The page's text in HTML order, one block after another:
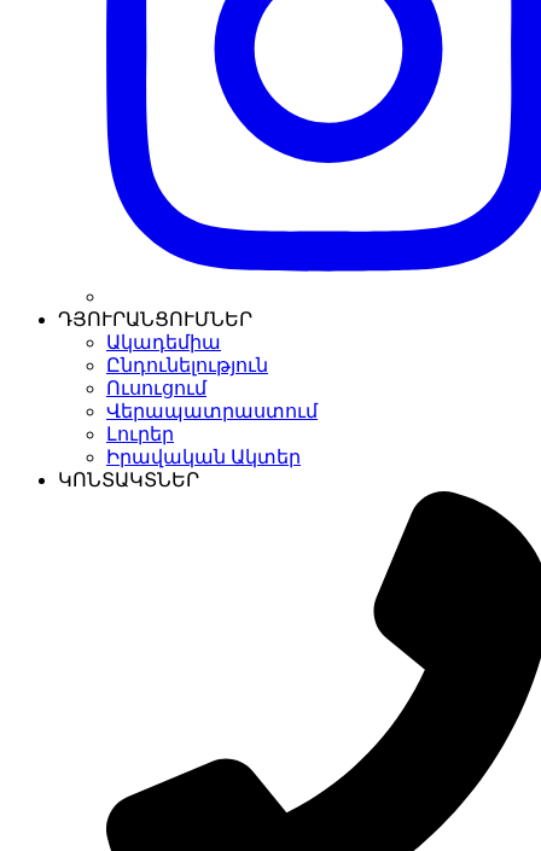
ԴՅՈՒՐԱՆՑՈՒՄՆԵՐ
Ակադեմիա
Ընդունելություն
Ուսուցում
Վերապատրաստում
Լուրեր
Իրավական Ակտեր
ԿՈՆՏԱԿՏՆԵՐ